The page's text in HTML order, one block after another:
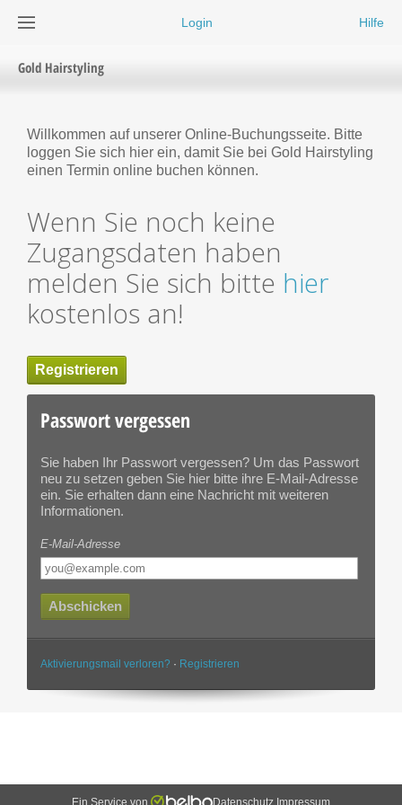
Login Hilfe
Gold Hairstyling
Willkommen auf unserer Online-Buchungsseite. Bitte
loggen Sie sich hier ein, damit Sie bei Gold Hairstyling
einen Termin online buchen können.
Wenn Sie noch keine
Zugangsdaten haben
melden Sie sich bitte hier
kostenlos an!
Registrieren
Passwort vergessen
Sie haben Ihr Passwort vergessen? Um das Passwort
neu zu setzen geben Sie hier bitte ihre E-Mail-Adresse
ein. Sie erhalten dann eine Nachricht mit weiteren
Informationen.
E-Mail-Adresse
Abschicken
Aktivierungsmail verloren? · Registrieren
Ein Service von Datenschutz Impressum